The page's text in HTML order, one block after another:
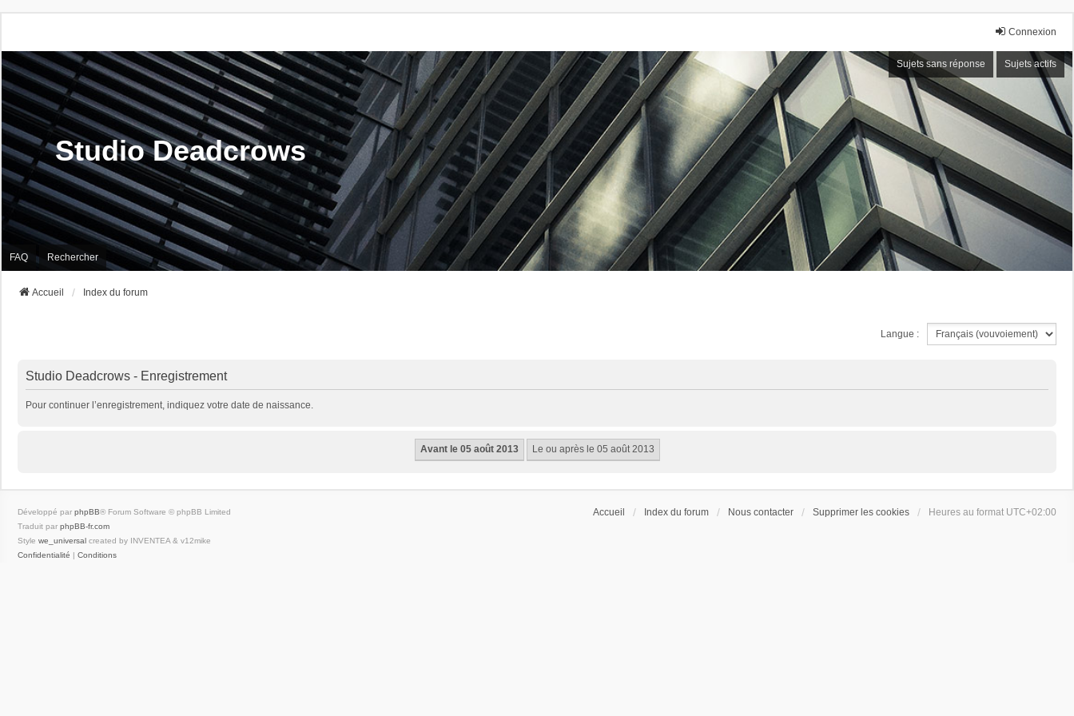
Connexion
Sujets sans réponse Sujets actifs
Studio Deadcrows
FAQ Rechercher
Accueil Index du forum
Langue :
Studio Deadcrows - Enregistrement
Pour continuer l’enregistrement, indiquez votre date de naissance.
Accueil Index du forum Nous contacter Supprimer les cookies Heures au format UTC+02:00
Développé par phpBB® Forum Software © phpBB Limited
Traduit par phpBB-fr.com
Style we_universal created by INVENTEA & v12mike
Confidentialité | Conditions